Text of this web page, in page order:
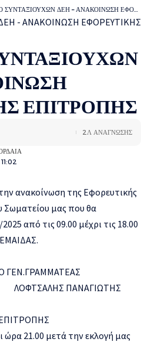
ΔΕΗ – ΑΝΑΚΟΙΝΩΣΗ ΕΦΟΡΕΥΤΙΚΗΣ ΕΠΙΤΡΟΠΗΣ
ΕΠΙΤΡΟΠΗΣ
2Λ ΑΝΑΓΝΩΣΗΣ
ανακοίνωση της Εφορευτικής
Σωματείου μας που θα
/2025 από τις 09.00 μέχρι τις 18.00
ΛΟΦΤΣΑΛΗΣ ΠΑΝΑΓΙΩΤΗΣ
ώρα 21.00 μετά την εκλογή μας